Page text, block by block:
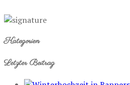
Kategorien
Letzter Beitrag